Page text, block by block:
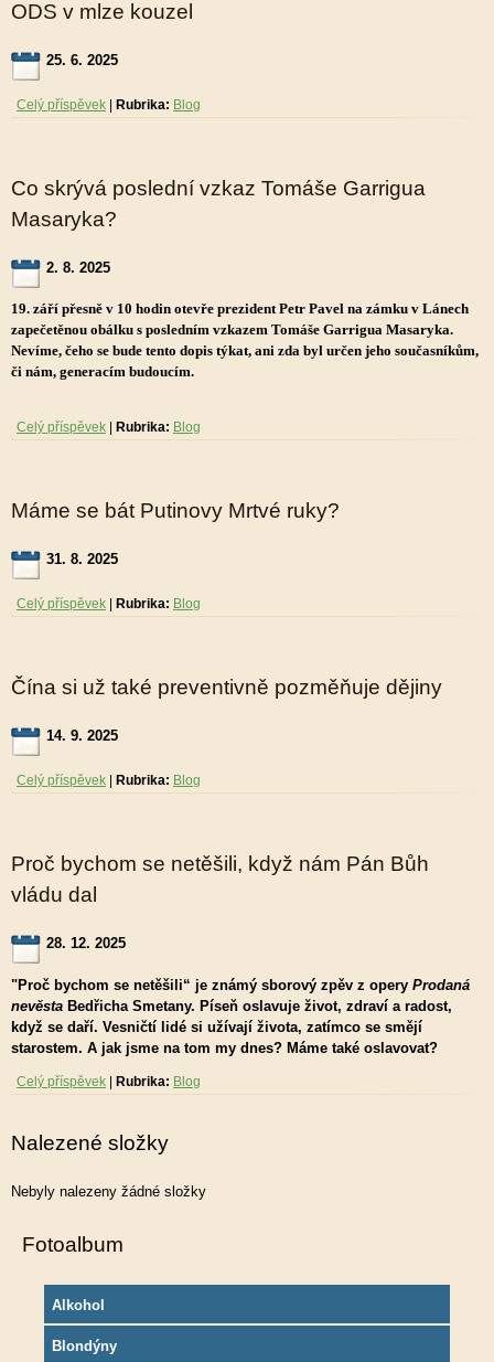
ODS v mlze kouzel
25. 6. 2025
Celý příspěvek Rubrika: Blog
Co skrývá poslední vzkaz Tomáše Garrigua
Masaryka?
2. 8. 2025
19. září přesně v 10 hodin otevře prezident Petr Pavel na zámku v Lánech
zapečetěnou obálku s posledním vzkazem Tomáše Garrigua Masaryka.
Nevíme, čeho se bude tento dopis týkat, ani zda byl určen jeho současníkům,
či nám, generacím budoucím.
Celý příspěvek Rubrika: Blog
Máme se bát Putinovy Mrtvé ruky?
31. 8. 2025
Celý příspěvek Rubrika: Blog
Čína si už také preventivně pozměňuje dějiny
14. 9. 2025
Celý příspěvek Rubrika: Blog
Proč bychom se netěšili, když nám Pán Bůh
vládu dal
28. 12. 2025
"Proč bychom se netěšili“ je známý sborový zpěv z opery Prodaná
nevěsta Bedřicha Smetany. Píseň oslavuje život, zdraví a radost,
když se daří. Vesničtí lidé si užívají života, zatímco se smějí
starostem. A jak jsme na tom my dnes? Máme také oslavovat?
Celý příspěvek Rubrika: Blog
Nalezené složky
Nebyly nalezeny žádné složky
Fotoalbum
Alkohol
Blondýny